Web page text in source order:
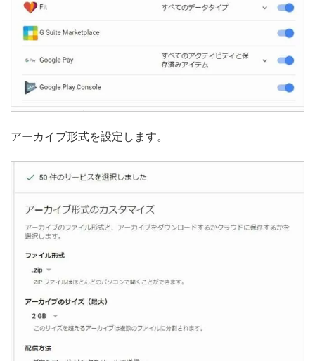
アーカイブ形式を設定します。